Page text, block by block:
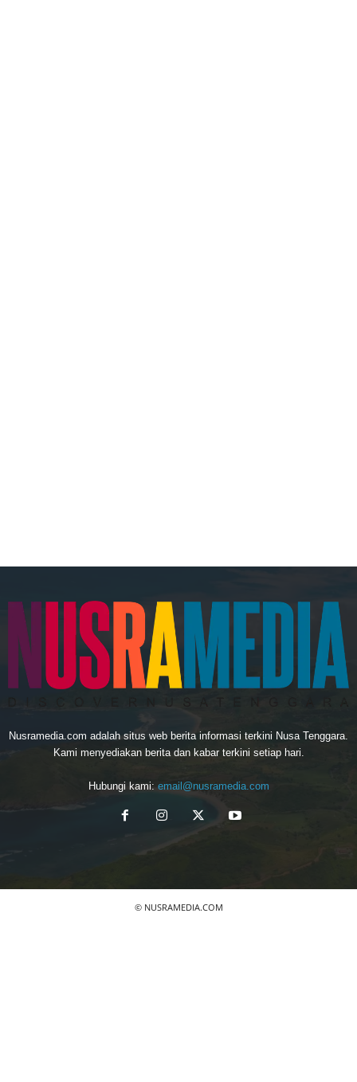
Nusramedia.com adalah situs web berita informasi terkini Nusa Tenggara.
Kami menyediakan berita dan kabar terkini setiap hari.
Hubungi kami: email@nusramedia.com
© NUSRAMEDIA.COM